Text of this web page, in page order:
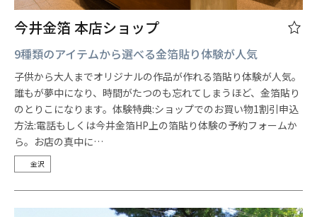
今井金箔 本店ショップ
9種類のアイテムから選べる金箔貼り体験が人気
子供から大人までオリジナルの作品が作れる箔貼り体験が人気。
誰もが夢中になり、時間がたつのも忘れてしまうほど、金箔貼り
のとりこになります。体験特典:ショップでのお買い物1割引申込
方法:電話もしくは今井金箔HP上の箔貼り体験の予約フォームか
ら。お店の真中に…
金沢